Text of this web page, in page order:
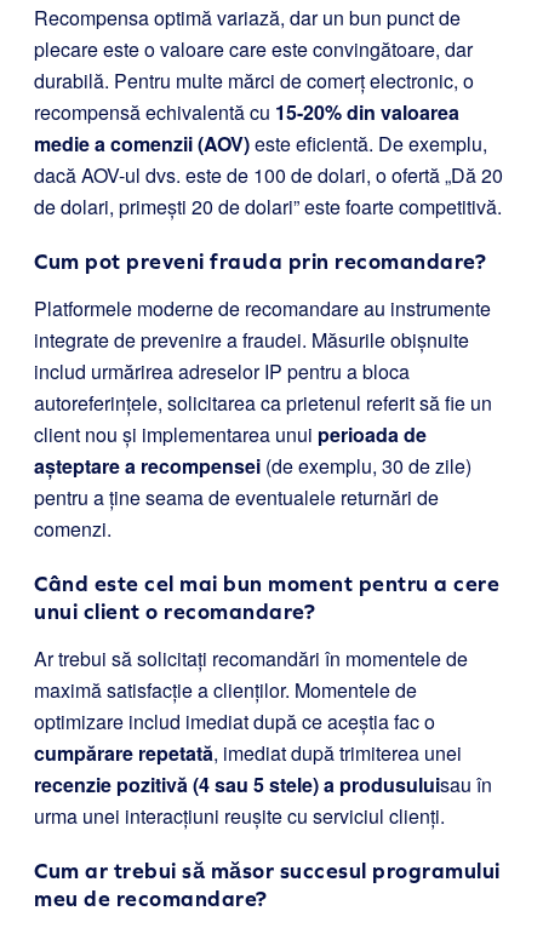
Recompensa optimă variază, dar un bun punct de
plecare este o valoare care este convingătoare, dar
durabilă. Pentru multe mărci de comerț electronic, o
recompensă echivalentă cu 15-20% din valoarea
medie a comenzii (AOV)este eficientă. De exemplu,
dacă AOV-ul dvs. este de 100 de dolari, o ofertă „Dă 20
de dolari, primești 20 de dolari” este foarte competitivă.
Cum pot preveni frauda prin recomandare?
Platformele moderne de recomandare au instrumente
integrate de prevenire a fraudei. Măsurile obișnuite
includ urmărirea adreselor IP pentru a bloca
autoreferințele, solicitarea ca prietenul referit să fie un
client nou și implementarea unui perioada de
așteptare a recompensei (de exemplu, 30 de zile)
pentru a ține seama de eventualele returnări de
comenzi.
Când este cel mai bun moment pentru a cere
unui client o recomandare?
Ar trebui să solicitați recomandări în momentele de
maximă satisfacție a clienților. Momentele de
optimizare includ imediat după ce aceștia fac o
cumpărare repetată, imediat după trimiterea unei
recenzie pozitivă (4 sau 5 stele) a produsuluisau în
urma unei interacțiuni reușite cu serviciul clienți.
Cum ar trebui să măsor succesul programului
meu de recomandare?